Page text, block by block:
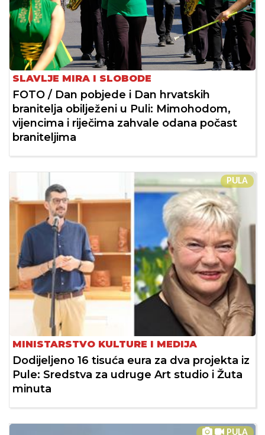
SLAVLJE MIRA I SLOBODE
FOTO / Dan pobjede i Dan hrvatskih
branitelja obilježeni u Puli: Mimohodom,
vijencima i riječima zahvale odana počast
braniteljima
PULA
MINISTARSTVO KULTURE I MEDIJA
Dodijeljeno 16 tisuća eura za dva projekta iz
Pule: Sredstva za udruge Art studio i Žuta
minuta
PULA